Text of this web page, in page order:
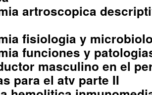
artroscopica
fisiologia y
funciones y
masculino en el
para el atv parte II